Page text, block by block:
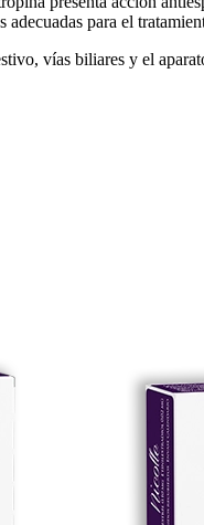
para el
vías biliares y el